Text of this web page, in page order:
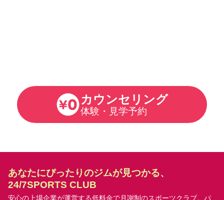
カウンセリング
体験・見学予約
あなたにぴったりのジムが見つかる、
24/7SPORTS CLUB
安心の上場企業が運営する低料金で月謝制のスポーツクラブ。 パ